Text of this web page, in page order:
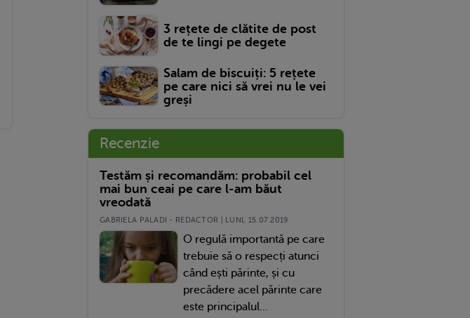
3 rețete de clătite de post
de te lingi pe degete
Salam de biscuiți: 5 rețete
pe care nici să vrei nu le vei
greși
Recenzie
Testăm și recomandăm: probabil cel
mai bun ceai pe care l-am băut
vreodată
GABRIELA PALADI - REDACTOR | LUNI, 15.07.2019
O regulă importantă pe care
trebuie să o respecți atunci
când ești părinte, și cu
precădere acel părinte care
este principalul...